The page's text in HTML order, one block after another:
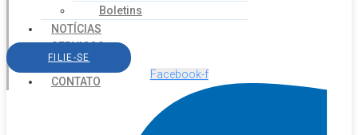
Boletins
NOTÍCIAS
SERVIÇOS
AGENDA
CONTATO
FILIE-SE
Facebook-f